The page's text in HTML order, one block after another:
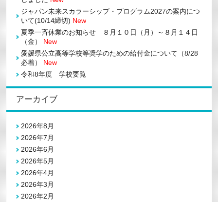
ジャパン未来スカラーシップ・プログラム2027の案内につ
いて(10/14締切) New
夏季一斉休業のお知らせ ８月１０日（月）～８月１４日
（金） New
愛媛県公立高等学校等奨学のための給付金について（8/28
必着） New
令和8年度 学校要覧
アーカイブ
2026年8月
2026年7月
2026年6月
2026年5月
2026年4月
2026年3月
2026年2月